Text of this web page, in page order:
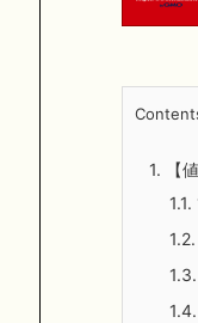
1. 【
1.1.
1.2.
1.3.
1.4.